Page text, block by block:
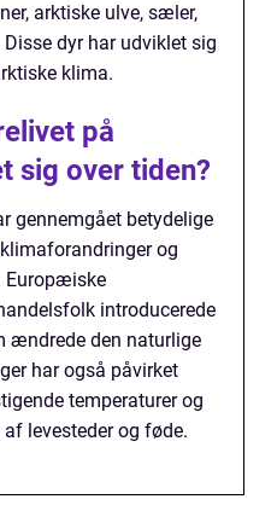
arktiske ulve, sæler,
dyr har udviklet sig
klima.
på
sig over tiden?
gennemgået betydelige
og
Europæiske
introducerede
ændrede den naturlige
har også påvirket
temperaturer og
levesteder og føde.